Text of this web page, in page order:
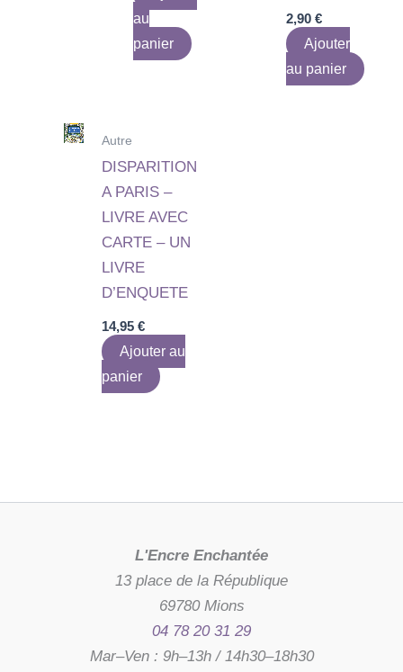
au
panier
2,90 €
Ajouter
au panier
Autre
DISPARITION
A PARIS –
LIVRE AVEC
CARTE – UN
LIVRE
D’ENQUETE
14,95€
Ajouter au
panier
L'Encre Enchantée
13 place de la République
69780 Mions
04 78 20 31 29
Mar–Ven : 9h–13h / 14h30–18h30